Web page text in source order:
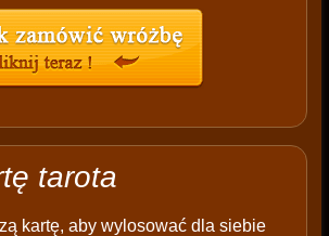
tarota
kartę, aby wylosować dla siebie